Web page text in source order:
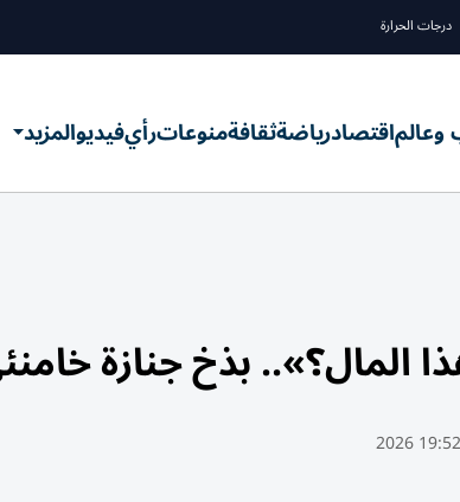
درجات الحرارة
اقتصادرياضةثقافةمنوعاترأيفيديوالمزيد
المال؟».. بذخ جنازة